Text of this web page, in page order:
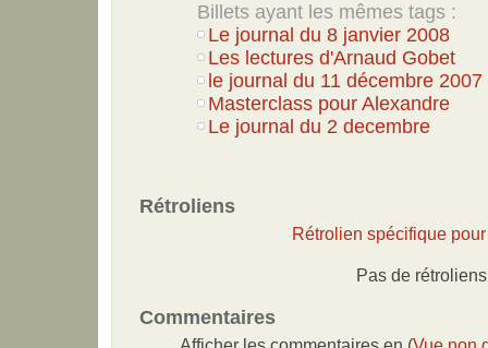
Billets ayant les mêmes tags :
Le journal du 8 janvier 2008
Les lectures d'Arnaud Gobet
le journal du 11 décembre 2007
Masterclass pour Alexandre
Le journal du 2 decembre
Rétroliens
Rétrolien spécifique
Pas de rétroliens
Commentaires